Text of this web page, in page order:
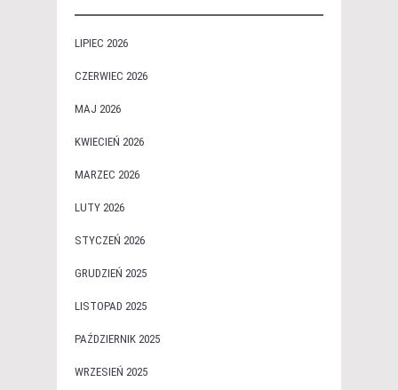
LIPIEC 2026
CZERWIEC 2026
MAJ 2026
KWIECIEŃ 2026
MARZEC 2026
LUTY 2026
STYCZEŃ 2026
GRUDZIEŃ 2025
LISTOPAD 2025
PAŹDZIERNIK 2025
WRZESIEŃ 2025